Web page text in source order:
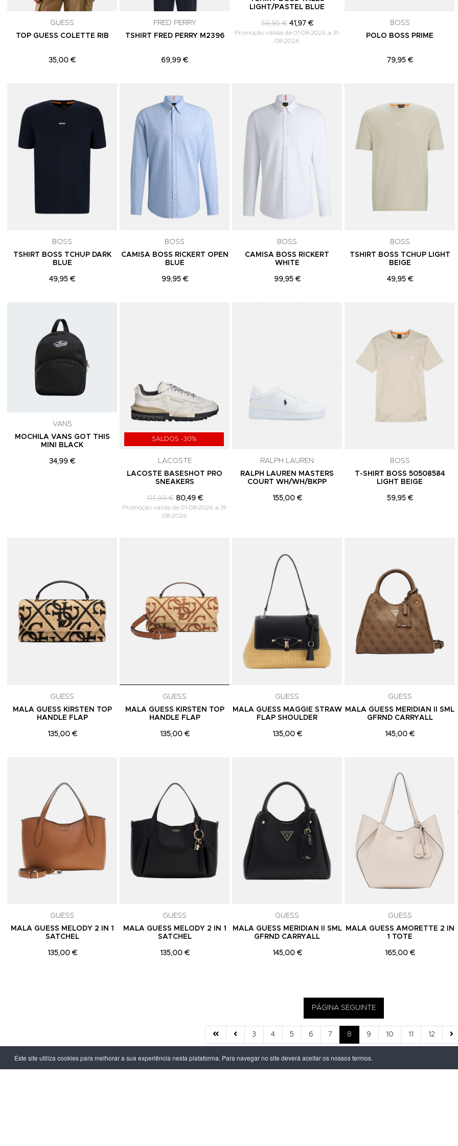
GUESS
TOP GUESS COLETTE RIB
35,00 €
FRED PERRY
TSHIRT FRED PERRY M2396
69,99 €
LIGHT/PASTEL BLUE
59,95 € 41,97 €
Promoção válida de 01-08-2026 a 31-
08-2026
BOSS
POLO BOSS PRIME
79,95 €
BOSS
TSHIRT BOSS TCHUP DARK
BLUE
49,95 €
BOSS
CAMISA BOSS RICKERT OPEN
BLUE
99,95 €
BOSS
CAMISA BOSS RICKERT
WHITE
99,95 €
BOSS
TSHIRT BOSS TCHUP LIGHT
BEIGE
49,95 €
VANS
MOCHILA VANS GOT THIS
MINI BLACK
34,99 €
SALDOS -30%
LACOSTE
LACOSTE BASESHOT PRO
SNEAKERS
114,99 € 80,49 €
Promoção válida de 01-08-2026 a 31-
08-2026
RALPH LAUREN
RALPH LAUREN MASTERS
COURT WH/WH/BKPP
155,00 €
BOSS
T-SHIRT BOSS 50508584
LIGHT BEIGE
59,95 €
GUESS
MALA GUESS KIRSTEN TOP
HANDLE FLAP
135,00 €
GUESS
MALA GUESS KIRSTEN TOP
HANDLE FLAP
135,00 €
GUESS
MALA GUESS MAGGIE STRAW
FLAP SHOULDER
135,00 €
GUESS
MALA GUESS MERIDIAN II SML
GFRND CARRYALL
145,00 €
GUESS
MALA GUESS MELODY 2 IN 1
SATCHEL
135,00 €
GUESS
MALA GUESS MELODY 2 IN 1
SATCHEL
135,00 €
GUESS
MALA GUESS MERIDIAN II SML
GFRND CARRYALL
145,00 €
GUESS
MALA GUESS AMORETTE 2 IN
1 TOTE
165,00 €
PÁGINA SEGUINTE
3 4 5 6 7 8 9 10 11 12
comunicações de marketing. Podes
Este site utiliza cookies para melhorar a sua experiência nesta plataforma. Para navegar no site deverá aceitar os nossos termos.